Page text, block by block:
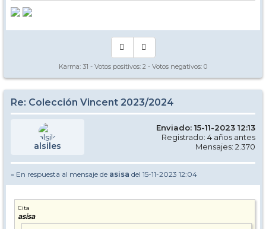
Karma: 31 - Votos positivos: 2 - Votos negativos: 0
Re: Colección Vincent 2023/2024
alsiles
Enviado: 15-11-2023 12:13
Registrado: 4 años antes
Mensajes: 2.370
» En respuesta al mensaje de asisa del 15-11-2023 12:04
Cita
asisa